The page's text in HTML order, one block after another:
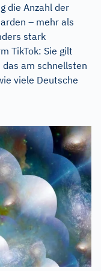
die Anzahl der
– mehr als
stark
TikTok: Sie gilt
das am schnellsten
viele Deutsche